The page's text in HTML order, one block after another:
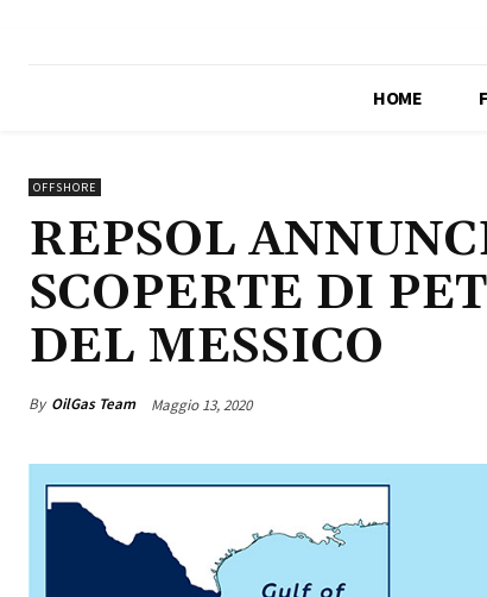
HOME
OFFSHORE
REPSOL
SCOPERTE DI
DEL MESSICO
By OilGas Team Maggio 13, 2020